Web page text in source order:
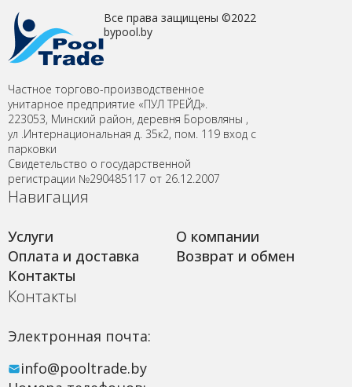
Все права защищены ©2022
bypool.by
Частное торгово-производственное
унитарное предприятие «ПУЛ ТРЕЙД».
223053, Минский район, деревня Боровляны ,
ул .Интернациональная д. 35к2, пом. 119 вход с
парковки
Свидетельство о государственной
регистрации №290485117 от 26.12.2007
Навигация
Услуги
О компании
Оплата и доставка
Возврат и обмен
Контакты
Контакты
Электронная почта:
info@pooltrade.by